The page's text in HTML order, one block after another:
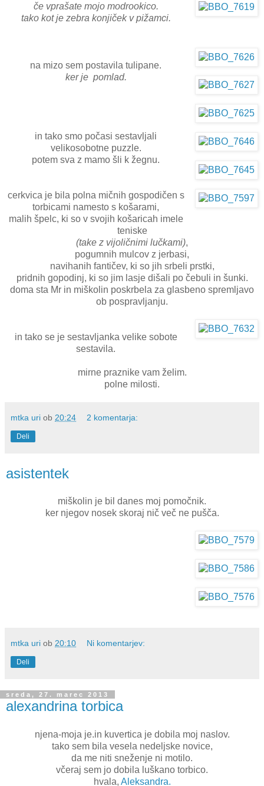
če vprašate mojo modrookico.
tako kot je zebra konjiček v pižamci.
na mizo sem postavila tulipane.
ker je pomlad.
in tako smo počasi sestavljali
velikosobotne puzzle.
potem sva z mamo šli k žegnu.
cerkvica je bila polna mičnih gospodičen s
torbicami namesto s košarami,
malih špelc, ki so v svojih košaricah imele
teniske
(take z vijoličnimi lučkami),
pogumnih mulcov z jerbasi,
navihanih fantičev, ki so jih srbeli prstki,
pridnih gopodinj, ki so jim lasje dišali po čebuli in šunki.
doma sta Mr in miškolin poskrbela za glasbeno spremljavo
ob pospravljanju.
in tako se je sestavljanka velike sobote
sestavila.
mirne praznike vam želim.
polne milosti.
mtka uri ob 20:24 2 komentarja:
Deli
asistentek
miškolin je bil danes moj pomočnik.
ker njegov nosek skoraj nič več ne pušča.
mtka uri ob 20:10 Ni komentarjev:
Deli
sreda, 27. marec 2013
alexandrina torbica
njena-moja je.in kuvertica je dobila moj naslov.
tako sem bila vesela nedeljske novice,
da me niti sneženje ni motilo.
včeraj sem jo dobila luškano torbico.
hvala, Aleksandra.